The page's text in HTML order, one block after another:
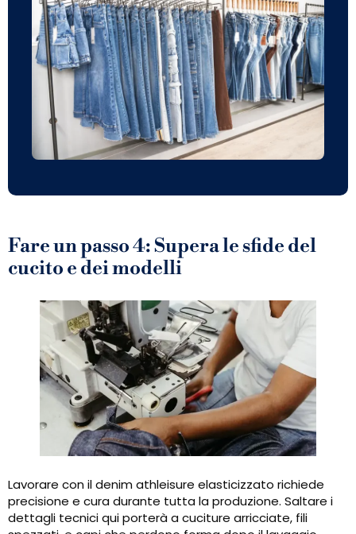
Fare un passo 4: Supera le sfide del
cucito e dei modelli
Lavorare con il denim athleisure elasticizzato richiede
precisione e cura durante tutta la produzione. Saltare i
dettagli tecnici qui porterà a cuciture arricciate, fili